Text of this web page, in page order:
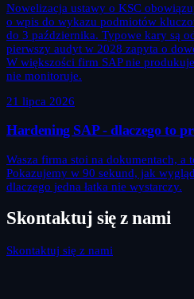
Nowelizacja ustawy o KSC
o wpis do wykazu podmiotów
do 3 października. Typowe kary są
pierwszy audyt w 2028 zapyta o
W większości firm SAP nie
nie monitoruje.
21 lipca 2026
Hardening SAP - dlaczego to
Wasza firma stoi na dokumentach, a
Pokazujemy w 90 sekund, jak
dlaczego jedna łatka nie wystarczy.
Skontaktuj się z nami
Skontaktuj się z nami